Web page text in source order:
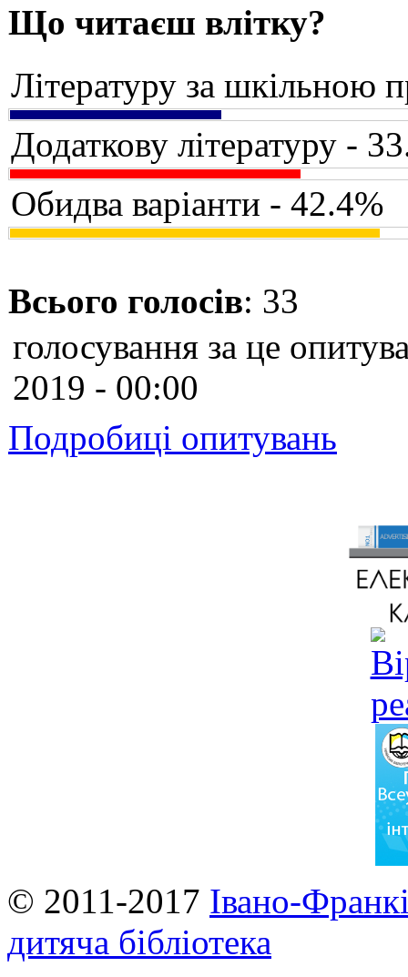
Що читаєш влітку?
Літературу за шкільною
Додаткову літературу -
Обидва варіанти - 42.4%
Всього голосів: 33
голосування за це
2019 - 00:00
Подробиці опитувань
© 2011-2017 Івано-
дитяча бібліотека